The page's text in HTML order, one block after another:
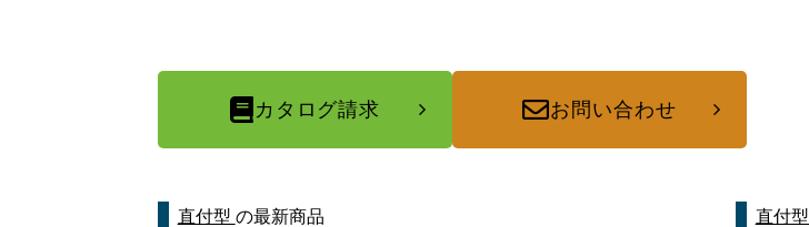
カタログ請求 お問い合わせ
直付型 の最新商品 直付型